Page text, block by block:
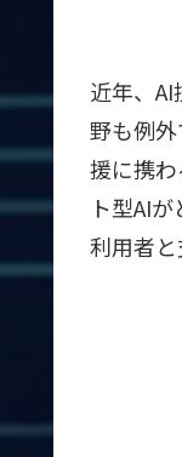
近年、
野も例
援に携
ト型AI
利用者